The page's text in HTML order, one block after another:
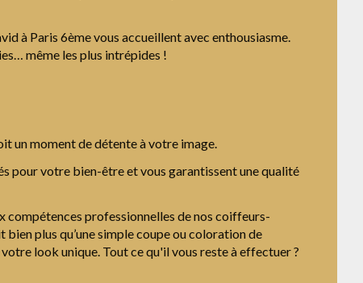
à Paris 6ème vous accueillent avec enthousiasme.
même les plus intrépides !
un moment de détente à votre image.
pour votre bien-être et vous garantissent une qualité
compétences professionnelles de nos coiffeurs-
bien plus qu’une simple coupe ou coloration de
look unique. Tout ce qu'il vous reste à effectuer ?